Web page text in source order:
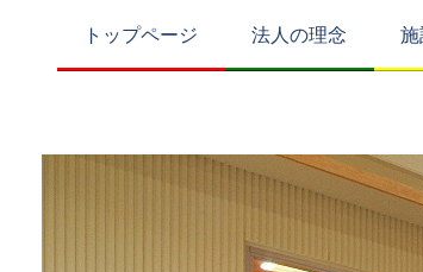
トップページ 法人の理念 施